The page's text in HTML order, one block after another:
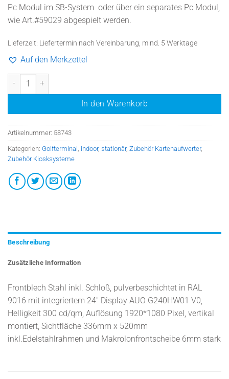
Pc Modul im SB-System oder über ein separates Pc Modul,
wie Art.#59029 abgespielt werden.
Lieferzeit: Liefertermin nach Vereinbarung, mind. 5 Werktage
Auf den Merkzettel
ic2/pc Aufpreis Frontblech mit 24" Display im Standfuß, indoor
In den Warenkorb
Artikelnummer: 58743
Kategorien: Golfterminal indoor, stationär, Zubehör Kartenaufwerter,
Zubehör Kiosksysteme
Beschreibung
Zusätzliche Information
Frontblech Stahl inkl. Schloß, pulverbeschichtet in RAL
9016 mit integriertem 24″ Display AUO G240HW01 V0,
Helligkeit 300 cd/qm, Auflösung 1920*1080 Pixel, vertikal
montiert, Sichtfläche 336mm x 520mm
inkl.Edelstahlrahmen und Makrolonfrontscheibe 6mm stark